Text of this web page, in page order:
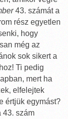
43. számát a
rész egyetlen
hogy
még az
sok sikert a
Ti pedig
mert ha
elfelejtek
értjük egymást?
43. szám